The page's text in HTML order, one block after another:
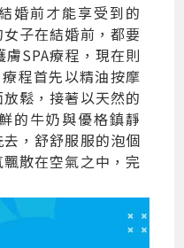
婚前才能享受到的
子在結婚前，都要
SPA療程，現在則
程首先以精油按摩
鬆，接著以天然的
的牛奶與優格鎮靜
，舒舒服服的泡個
散在空氣之中，完